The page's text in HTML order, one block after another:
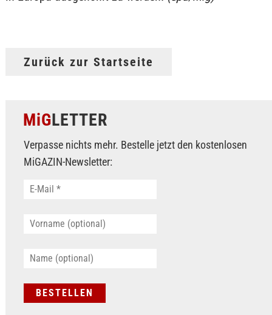
Zurück zur Startseite
MiGLETTER
Verpasse nichts mehr. Bestelle jetzt den kostenlosen
MiGAZIN-Newsletter: